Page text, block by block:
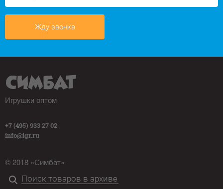
Жду звонка
Игрушки оптом
+7 (495) 933 27 02
info@igr.ru
© 2018 «Симбат»